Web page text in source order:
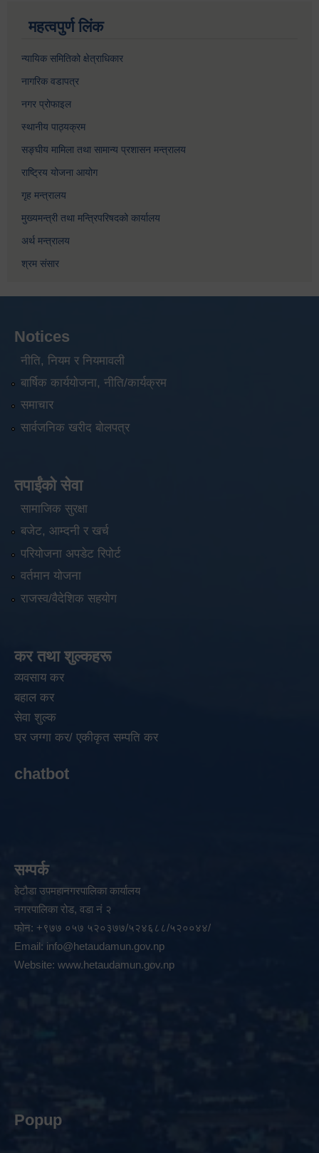
महत्वपुर्ण लिंक
न्यायिक समितिको क्षेत्राधिकार
नागरिक वडापत्र
नगर प्रोफाइल
स्थानीय पाठ्यक्रम
सङ्घीय मामिला तथा सामान्य प्रशासन मन्त्रालय
राष्ट्रिय योजना आयोग
गृह मन्त्रालय
मुख्यमन्त्री तथा मन्त्रिपरिषदको कार्यालय
अर्थ मन्त्रालय
श्रम संसार
Notices
नीति, नियम र नियमावली
बार्षिक कार्ययोजना, नीति/कार्यक्रम
समाचार
सार्वजनिक खरीद बोलपत्र
तपाईंको सेवा
सामाजिक सुरक्षा
बजेट, आम्दनी र खर्च
परियोजना अपडेट रिपोर्ट
वर्तमान योजना
राजस्व/वैदेशिक सहयोग
कर तथा शुल्कहरू
व्यवसाय कर
बहाल कर
सेवा शुल्क
घर जग्गा कर/ एकीकृत सम्पति कर
chatbot
सम्पर्क
हेटौडा उपमहानगरपालिका कार्यालय
नगरपालिका रोड, वडा नं २
फोन: +९७७ ०५७ ५२०३७७/५२४६८८/५२००४४/
Email: info@hetaudamun.gov.np
Website: www.hetaudamun.gov.np
Popup